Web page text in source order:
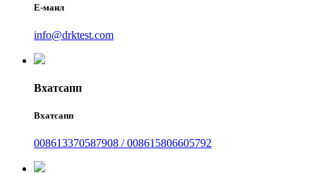
Е-маил
info@drktest.com
Вхатсапп
Вхатсапп
008613370587908 / 008615806605792